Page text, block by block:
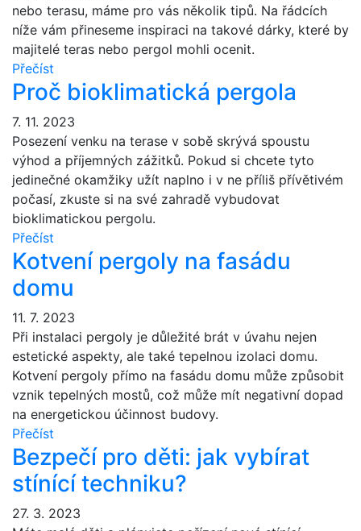
nebo terasu, máme pro vás několik tipů. Na řádcích
níže vám přineseme inspiraci na takové dárky, které by
majitelé teras nebo pergol mohli ocenit.
Přečíst
Proč bioklimatická pergola
7. 11. 2023
Posezení venku na terase v sobě skrývá spoustu
výhod a příjemných zážitků. Pokud si chcete tyto
jedinečné okamžiky užít naplno i v ne příliš přívětivém
počasí, zkuste si na své zahradě vybudovat
bioklimatickou pergolu.
Přečíst
Kotvení pergoly na fasádu
domu
11. 7. 2023
Při instalaci pergoly je důležité brát v úvahu nejen
estetické aspekty, ale také tepelnou izolaci domu.
Kotvení pergoly přímo na fasádu domu může způsobit
vznik tepelných mostů, což může mít negativní dopad
na energetickou účinnost budovy.
Přečíst
Bezpečí pro děti: jak vybírat
stínící techniku?
27. 3. 2023